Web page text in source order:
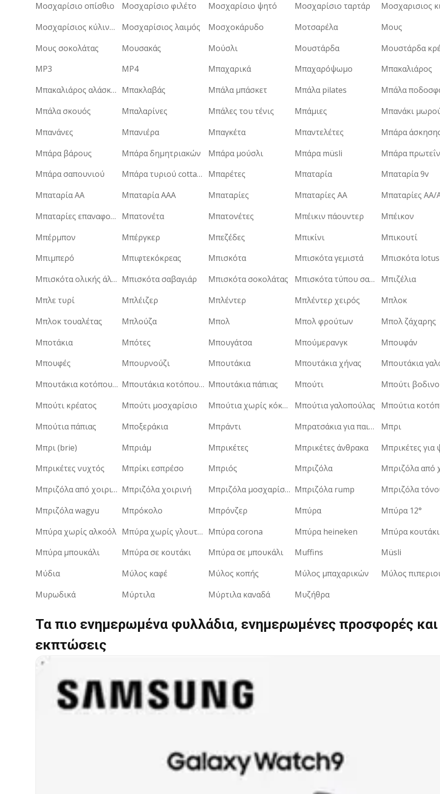
Μοσχαρίσιο οπίσθιο
Μοσχαρίσιο φιλέτο Μοσχαρίσιο ψητό Μοσχαρίσιο ταρτάρ
Μοσχαρισιος
Μοσχαρίσιος κύλινδρος
Μοσχαρίσιος λαιμός Μοσχοκάρυδο Μοτσαρέλα
Μους
Μους σοκολάτας
Μουσακάς Μούσλι Μουστάρδα
Μουστάρδα
MP3
MP4 Μπαχαρικά Μπαχαρόψωμο
Μπακαλιάρος
Μπακαλιάρος αλάσκας Μπακλαβάς Μπάλα μπάσκετ Μπάλα pilates
Μπάλα
Μπάλα σκουός
Μπαλαρίνες Μπάλες του τένις Μπάμιες
Μπανάκι
Μπανάνες
Μπανιέρα Μπαγκέτα Μπαντελέτες
Μπάρα
Μπάρα βάρους
Μπάρα δημητριακών Μπάρα μούσλι Μπάρα müsli
Μπάρα
Μπάρα σαπουνιού
Μπάρα τυριού cottage Μπαρέτες Μπαταρία
Μπαταρία 9v
Μπαταρία AA
Μπαταρία AAA Μπαταρίες Μπαταρίες AA
Μπαταρίες AA/
Μπαταρίες επαναφορτιζόμενες
Μπατονέτα Μπατονέτες Μπέικιν πάουντερ
Μπέικον
Μπέρμπον
Μπέργκερ Μπεζέδες Μπικίνι
Μπικουτί
Μπιμπερό
Μπιφτεκόκρεας Μπισκότα Μπισκότα γεμιστά
Μπισκότα lotus
Μπισκότα ολικής άλεσης Μπισκότα σαβαγιάρ Μπισκότα σοκολάτας Μπισκότα τύπου σαβαγιάρ
Μπιζέλια
Μπλε τυρί
Μπλέιζερ Μπλέντερ Μπλέντερ χειρός
Μπλοκ
Μπλοκ τουαλέτας
Μπλούζα Μπολ Μπολ φρούτων
Μπολ ζάχαρης
Μποτάκια
Μπότες Μπουγάτσα Μπούμερανγκ
Μπουφάν
Μπουφές
Μπουρνούζι Μπουτάκια Μπουτάκια χήνας
Μπουτάκια κοτόπουλο
Μπουτάκια κοτόπουλου Μπουτάκια πάπιας Μπούτι
Μπούτι
Μπούτι κρέατος
Μπούτι μοσχαρίσιο Μπούτια χωρίς κόκαλο κοτόπουλου Μπούτια γαλοπούλας
Μπούτια
Μπούτια πάπιας
Μποξεράκια Μπράντι Μπρατσάκια για παιδιά
Μπρι
Μπρι (brie)
Μπριάμ Μπρικέτες Μπρικέτες άνθρακα
Μπρικέτες νυχτός
Μπρίκι εσπρέσο Μπριός Μπριζόλα
Μπριζόλα από χοιρινό σβέρκο Μπριζόλα χοιρινή Μπριζόλα μοσχαρίσια Μπριζόλα rump
Μπριζόλα
Μπριζόλα wagyu
Μπρόκολο Μπρόνζερ Μπύρα
Μπύρα 12°
Μπύρα χωρίς αλκοόλ
Μπύρα χωρίς γλουτένη Μπύρα corona Μπύρα heineken
Μπύρα κουτάκι
Μπύρα μπουκάλι
Μπύρα σε κουτάκι Μπύρα σε μπουκάλι Muffins
Müsli
Μύδια
Μύλος καφέ Μύλος κοπής Μύλος μπαχαρικών
Μύλος
Μυρωδικά
Μύρτιλα Μύρτιλα καναδά Μυζήθρα
Τα πιο ενημερωμένα φυλλάδια, ενημερωμένες προσφορές και
εκπτώσεις